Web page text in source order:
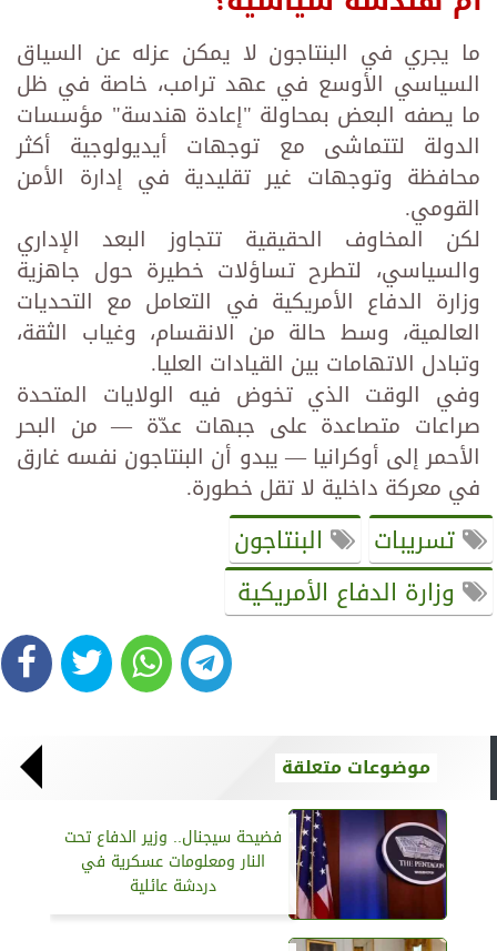
ما يجري في البنتاجون لا يمكن عزله عن السياق
السياسي الأوسع في عهد ترامب، خاصة في ظل
ما يصفه البعض بمحاولة "إعادة هندسة" مؤسسات
الدولة لتتماشى مع توجهات أيديولوجية أكثر
محافظة وتوجهات غير تقليدية في إدارة الأمن
القومي.
لكن المخاوف الحقيقية تتجاوز البعد الإداري
والسياسي، لتطرح تساؤلات خطيرة حول جاهزية
وزارة الدفاع الأمريكية في التعامل مع التحديات
العالمية، وسط حالة من الانقسام، وغياب الثقة،
وتبادل الاتهامات بين القيادات العليا.
وفي الوقت الذي تخوض فيه الولايات المتحدة
صراعات متصاعدة على جبهات عدّة — من البحر
الأحمر إلى أوكرانيا — يبدو أن البنتاجون نفسه غارق
في معركة داخلية لا تقل خطورة.
تسريبات
البنتاجون
وزارة الدفاع الأمريكية
موضوعات متعلقة
فضيحة سيجنال.. وزير الدفاع تحت
النار ومعلومات عسكرية في
دردشة عائلية